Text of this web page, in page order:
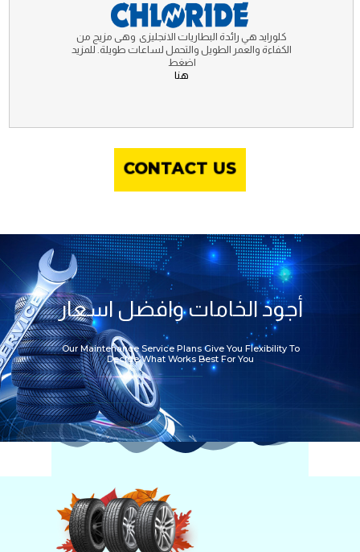
CONTACT US
كلورايد هي رائدة البطاريات الانجليزى وهى مزيج من
الكفاءة والعمر الطويل والتحمل لساعات طويلة. للمزيد
اضغط
هنا
Our Maintenance Service Plans Give You Flexibility To
Decide What Works Best For You
أجود الخامات وافضل اسعار